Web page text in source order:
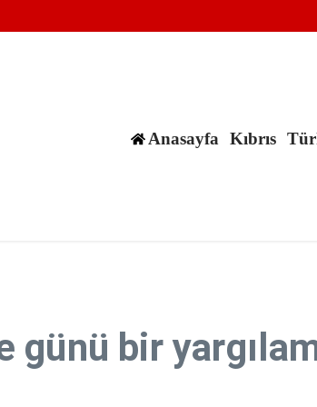
Anasayfa Kıbrıs
günü bir